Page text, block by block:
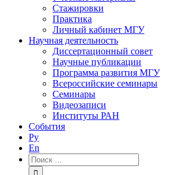
Стажировки
Практика
Личный кабинет МГУ
Научная деятельность
Диссертационный совет
Научные публикации
Программа развития МГУ
Всероссийские семинары
Семинары
Видеозаписи
Институты РАН
События
Ру
En
Результат
поиска: